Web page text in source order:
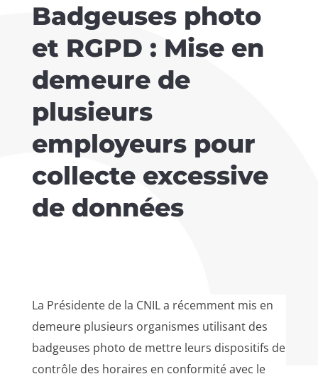
Badgeuses photo
et RGPD : Mise en
demeure de
plusieurs
employeurs pour
collecte excessive
de données
La Présidente de la CNIL a récemment mis en
demeure plusieurs organismes utilisant des
badgeuses photo de mettre leurs dispositifs de
contrôle des horaires en conformité avec le